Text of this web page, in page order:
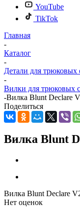
YouTube
TikTok
Главная
-
Каталог
-
Детали для трюковых
-
Вилки для трюковых
-Вилка Blunt Declare
Поделиться
Вилка Blunt
Вилка Blunt Declare
Нет оценок